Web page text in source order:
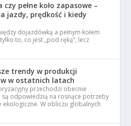
czy pełne koło zapasowe –
jazdy, prędkość i kiedy
dojazdówką a pełnym kołem
to, co jest „pod ręką”, lecz
trendy w produkcji
w ostatnich latach
przechodzi obecnie
są odpowiedzią na rosnące potrzeby
ekologiczne. W obliczu globalnych